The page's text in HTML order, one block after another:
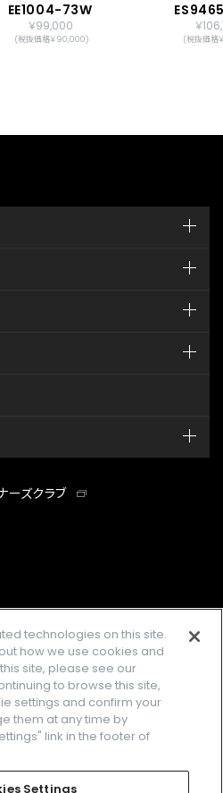
EE1004-73W
￥99,000
(税抜価格￥90,000)
￥
(税抜価格
ーズクラブ
ご利用規約
ー Cookies Settings
technologies on this site.
how we use cookies and
site, please see our
to browse this site,
settings and confirm your
them at any time by
link in the footer of
Settings